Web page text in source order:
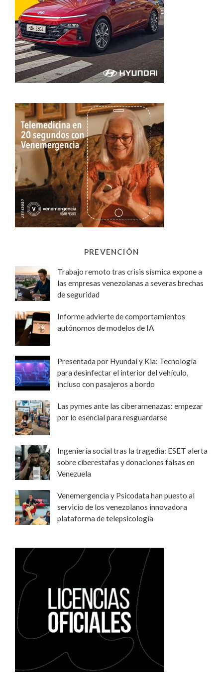
PREVENCIÓN
Trabajo remoto tras crisis sísmica expone a
las empresas venezolanas a severas brechas
de seguridad
Informe advierte de comportamientos
autónomos de modelos de IA
Presentada por Hyundai y Kia: Tecnología
para desinfectar el interior del vehículo,
incluso con pasajeros a bordo
Las pymes ante las ciberamenazas: empezar
por lo esencial para resguardarse
Ingeniería social tras la tragedia: ESET alerta
sobre ciberestafas y donaciones falsas en
Venezuela
Venemergencia y Psicodata han puesto al
servicio de los venezolanos innovadora
plataforma de telepsicología